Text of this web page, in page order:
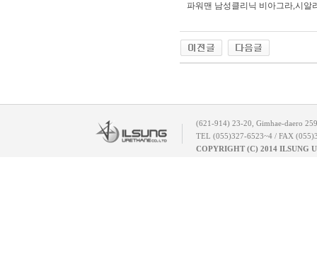
파워맨 남성클리닉 비아그라,시알
(621-914) 23-20, Gimhae-daero
TEL (055)327-6523~4 / FAX
COPYRIGHT (C) 2014 ILSUNG